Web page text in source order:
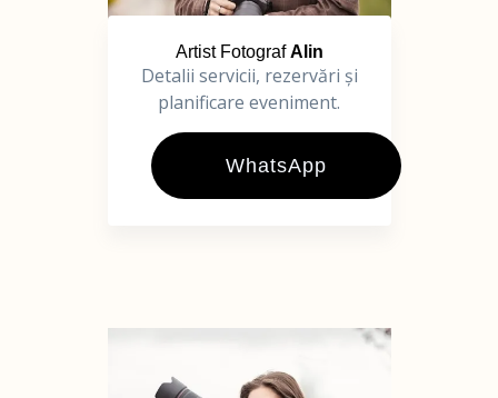
Artist FotografAlin
Detalii servicii, rezervări și
planificare eveniment.
WhatsApp